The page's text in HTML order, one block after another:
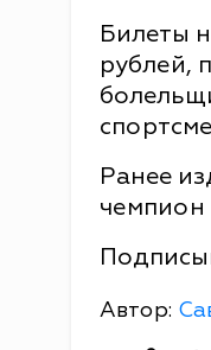
Билеты
рублей,
Ранее
чемпион
Автор: